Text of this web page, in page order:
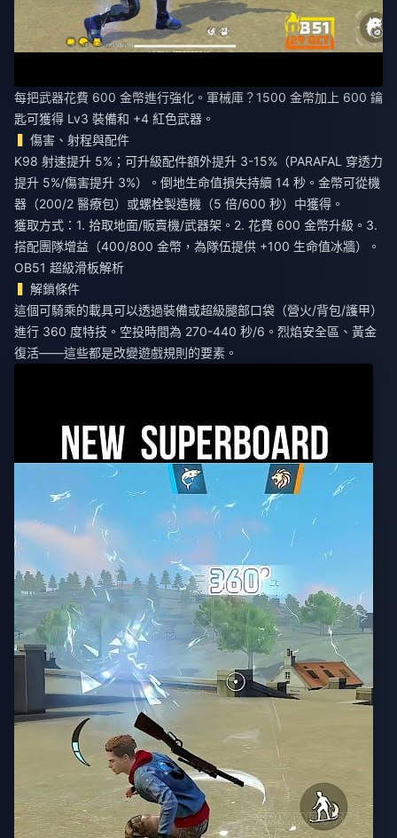
每把武器花費 600 金幣進行強化。軍械庫？1500 金幣加上 600 鑰
匙可獲得 Lv3 裝備和 +4 紅色武器。
傷害、射程與配件
K98 射速提升 5%；可升級配件額外提升 3-15%（PARAFAL 穿透力
提升 5%/傷害提升 3%）。倒地生命值損失持續 14 秒。金幣可從機
器（200/2 醫療包）或螺栓製造機（5 倍/600 秒）中獲得。
獲取方式：1. 拾取地面/販賣機/武器架。2. 花費 600 金幣升級。3.
搭配團隊增益（400/800 金幣，為隊伍提供 +100 生命值冰牆）。
OB51 超級滑板解析
解鎖條件
這個可騎乘的載具可以透過裝備或超級腿部口袋（營火/背包/護甲）
進行 360 度特技。空投時間為 270-440 秒/6。烈焰安全區、黃金
復活——這些都是改變遊戲規則的要素。